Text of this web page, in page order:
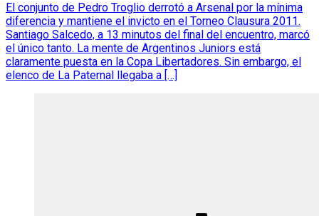
El conjunto de Pedro Troglio derrotó a Arsenal por la mínima
diferencia y mantiene el invicto en el Torneo Clausura 2011.
Santiago Salcedo, a 13 minutos del final del encuentro, marcó
el único tanto. La mente de Argentinos Juniors está
claramente puesta en la Copa Libertadores. Sin embargo, el
elenco de La Paternal llegaba a […]